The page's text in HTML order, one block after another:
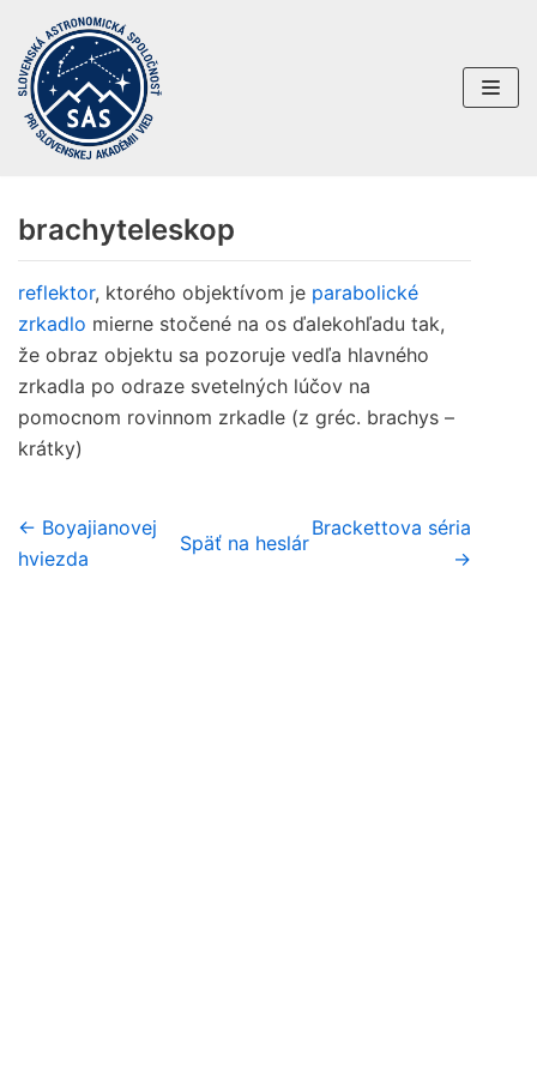
Preskočiť
na
obsah
brachyteleskop
reflektor, ktorého objektívom je parabolické
zrkadlo mierne stočené na os ďalekohľadu tak,
že obraz objektu sa pozoruje vedľa hlavného
zrkadla po odraze svetelných lúčov na
pomocnom rovinnom zrkadle (z gréc. brachys –
krátky)
← Boyajianovej
hviezda
Späť na heslár
Brackettova séria
→